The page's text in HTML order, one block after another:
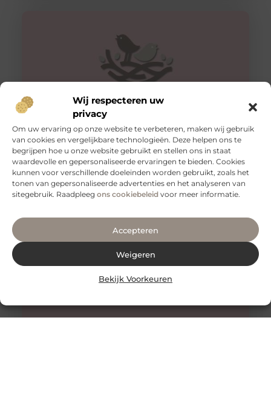
Wij respecteren uw
privacy
Om uw ervaring op onze website te verbeteren, maken wij gebruik
van cookies en vergelijkbare technologieën. Deze helpen ons te
begrijpen hoe u onze website gebruikt en stellen ons in staat
waardevolle en gepersonaliseerde ervaringen te bieden. Cookies
kunnen voor verschillende doeleinden worden gebruikt, zoals het
tonen van gepersonaliseerde advertenties en het analyseren van
sitegebruik. Raadpleeg ons cookiebeleid voor meer informatie.
Accepteren
Weigeren
Bekijk Voorkeuren
De procedure van een schaamlip correctie
Tegenwoordig maken technologische ontwikkelingen
dat er steeds meer mogelijk is. We kunnen allerlei
ingrepen en procedures doorlopen om een betere